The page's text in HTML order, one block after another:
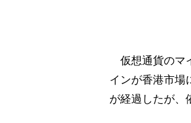
仮想通貨のマ
インが香港市場
が経過したが、